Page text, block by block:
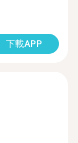
下載APP